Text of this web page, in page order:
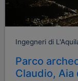
Ingegneri di
Parco
Claudio, Aia